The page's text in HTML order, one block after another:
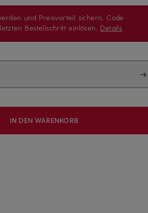
und Preisvorteil sichern. Code
Bestellschritt einlösen. Details
IN DEN WARENKORB